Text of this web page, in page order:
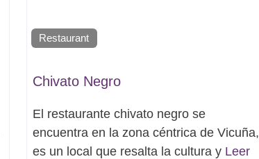
Restaurant
Chivato Negro
El restaurante chivato negro se
encuentra en la zona céntrica de Vicuña,
es un local que resalta la cultura y Leer